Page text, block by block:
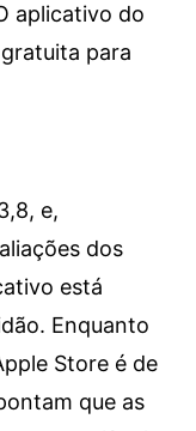
aplicativo do
para
e,
dos
está
Enquanto
Store é de
que as